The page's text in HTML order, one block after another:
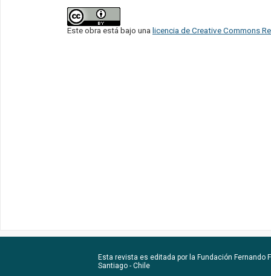
Este obra está bajo una licencia de Creative Commons
Esta revista es editada por la Fundación Fernando
Santiago - Chile